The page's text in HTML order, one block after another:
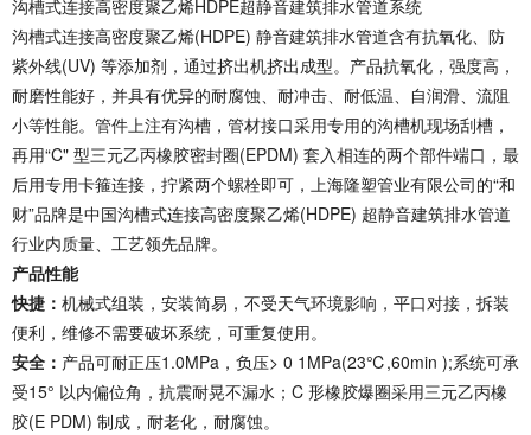
沟槽式连接高密度聚乙烯HDPE超静音建筑排水管道系统
沟槽式连接高密度聚乙烯(HDPE) 静音建筑排水管道含有抗氧化、防
紫外线(UV) 等添加剂，通过挤出机挤出成型。产品抗氧化，强度高，
耐磨性能好，并具有优异的耐腐蚀、耐冲击、耐低温、自润滑、流阻
小等性能。管件上注有沟槽，管材接口采用专用的沟槽机现场刮槽，
再用“C" 型三元乙丙橡胶密封圈(EPDM) 套入相连的两个部件端口，最
后用专用卡箍连接，拧紧两个螺栓即可，上海隆塑管业有限公司的“和
财”品牌是中国沟槽式连接高密度聚乙烯(HDPE) 超静音建筑排水管道
行业内质量、工艺领先品牌。
产品性能
快捷： 机械式组装，安装简易，不受天气环境影响，平口对接，拆装
便利，维修不需要破坏系统，可重复使用。
安全： 产品可耐正压1.0MPa，负压> 0 1MPa(23℃,60min );系统可承
受15° 以内偏位角，抗震耐晃不漏水；C 形橡胶爆圈采用三元乙丙橡
胶(E PDM) 制成，耐老化，耐腐蚀。